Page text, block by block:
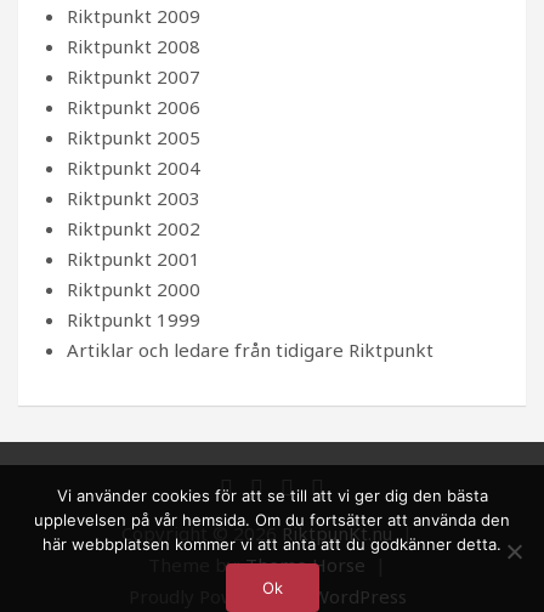
Riktpunkt 2009
Riktpunkt 2008
Riktpunkt 2007
Riktpunkt 2006
Riktpunkt 2005
Riktpunkt 2004
Riktpunkt 2003
Riktpunkt 2002
Riktpunkt 2001
Riktpunkt 2000
Riktpunkt 1999
Artiklar och ledare från tidigare Riktpunkt
Copyright © 2026RiktpunKt.nu
Theme by:Theme Horse
Proudly Powered by:
WordPress
Vi använder cookies för att se till att vi ger dig den bästa
upplevelsen på vår hemsida. Om du fortsätter att använda den
här webbplatsen kommer vi att anta att du godkänner detta.
Ok